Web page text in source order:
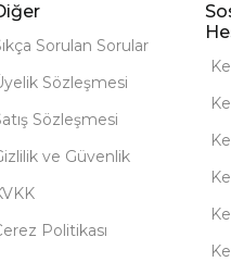
Sorulan Sorular
Sözleşmesi
Sözleşmesi
ve Güvenlik
Politikası